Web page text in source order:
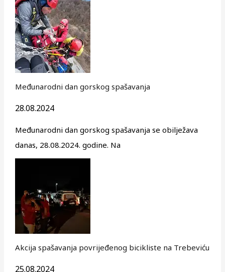
Međunarodni dan gorskog spašavanja
28.08.2024
Međunarodni dan gorskog spašavanja se obilježava
danas, 28.08.2024. godine. Na
Akcija spašavanja povrijeđenog bicikliste na Trebeviću
25.08.2024